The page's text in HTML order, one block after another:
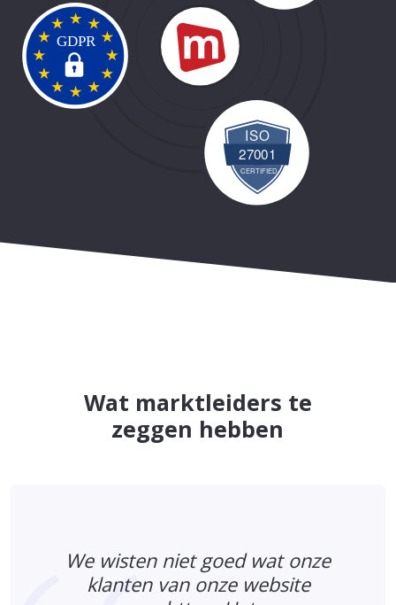
Wat marktleiders te
zeggen hebben
We wisten niet goed wat onze
klanten van onze website